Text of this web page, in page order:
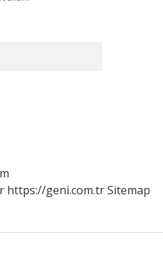
https://geni.com.trSitemap